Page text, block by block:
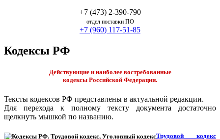
+7 (473) 2-390-790
отдел поставки ПО
+7 (960) 117-51-85
Кодексы РФ
Действующие и наиболее востребованные
кодексы Российской Федерации.
Тексты кодексов РФ представлены в актуальной редакции.
Для перехода к полному тексту документа достаточно
щелкнуть мышкой по названию.
Трудовой кодекс